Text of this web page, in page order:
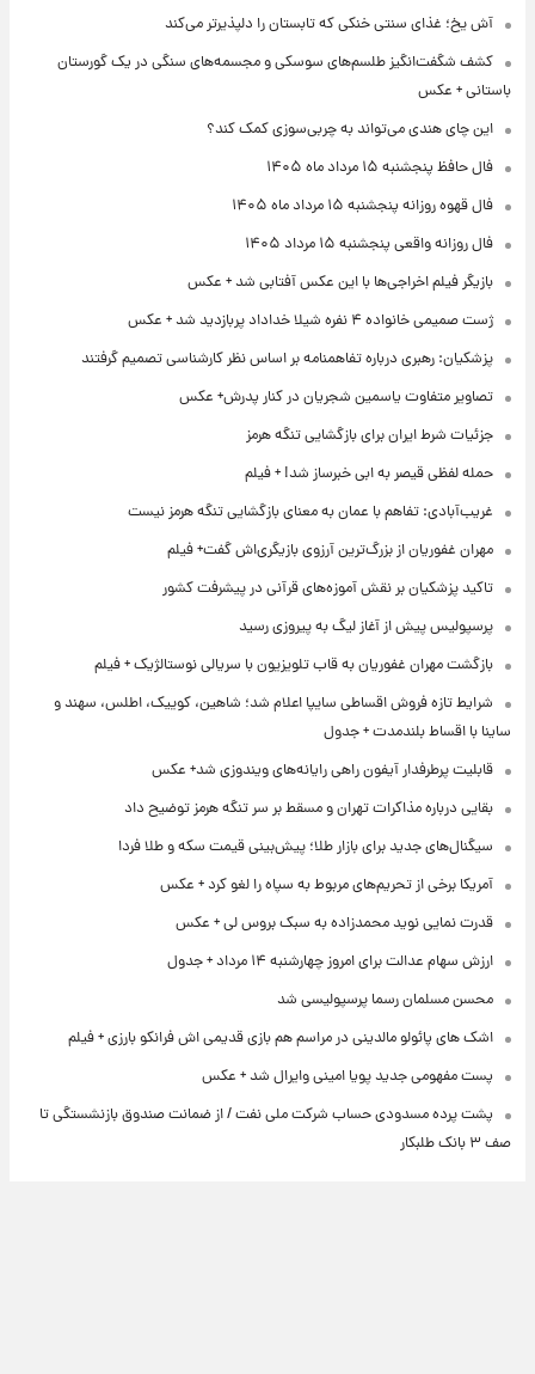
آش یخ؛ غذای سنتی خنکی که تابستان را دلپذیرتر می‌کند
کشف شگفت‌انگیز طلسم‌های سوسکی و مجسمه‌های سنگی در یک گورستان
باستانی + عکس
این چای هندی می‌تواند به چربی‌سوزی کمک کند؟
فال حافظ پنجشنبه ۱۵ مرداد ماه ۱۴۰۵
فال قهوه روزانه پنجشنبه ۱۵ مرداد ماه ۱۴۰۵
فال روزانه واقعی پنجشنبه ۱۵ مرداد ۱۴۰۵
بازیگر فیلم اخراجی‌ها با این عکس آفتابی شد + عکس
ژست صمیمی خانواده ۴ نفره شیلا خداداد پربازدید شد + عکس
پزشکیان: رهبری درباره تفاهمنامه بر اساس نظر کارشناسی تصمیم گرفتند
تصاویر متفاوت یاسمین شجریان در کنار پدرش+ عکس
جزئیات شرط ایران برای بازگشایی تنگه هرمز
حمله لفظی قیصر به ابی خبرساز شد! + فیلم
غریب‌آبادی: تفاهم با عمان به معنای بازگشایی تنگه هرمز نیست
مهران غفوریان از بزرگ‌ترین آرزوی بازیگری‌اش گفت+ فیلم
تاکید پزشکیان بر نقش آموزه‌های قرآنی در پیشرفت کشور
پرسپولیس پیش از آغاز لیگ به پیروزی رسید
بازگشت مهران غفوریان به قاب تلویزیون با سریالی نوستالژیک + فیلم
شرایط تازه فروش اقساطی سایپا اعلام شد؛ شاهین، کوییک، اطلس، سهند و
ساینا با اقساط بلندمدت + جدول
قابلیت پرطرفدار آیفون راهی رایانه‌های ویندوزی شد+ عکس
بقایی درباره مذاکرات تهران و مسقط بر سر تنگه هرمز توضیح داد
سیگنال‌های جدید برای بازار طلا؛ پیش‌بینی قیمت سکه و طلا فردا
آمریکا برخی از تحریم‌های مربوط به سپاه را لغو کرد + عکس
قدرت نمایی نوید محمدزاده به سبک بروس لی + عکس
ارزش سهام عدالت برای امروز چهارشنبه ۱۴ مرداد + جدول
محسن مسلمان رسما پرسپولیسی شد
اشک های پائولو مالدینی در مراسم هم بازی قدیمی اش فرانکو بارزی + فیلم
پست مفهومی جدید پویا امینی وایرال شد + عکس
پشت پرده‌ مسدودی حساب شرکت ملی نفت / از ضمانت صندوق بازنشستگی تا
صف ۳ بانک طلبکار